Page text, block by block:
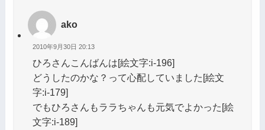
ako
2010年9月30日 20:13
ひろさんこんばんは[絵文字:i-196]
どうしたのかな？って心配していました[絵文
字:i-179]
でもひろさんもララちゃんも元気でよかった[絵
文字:i-189]